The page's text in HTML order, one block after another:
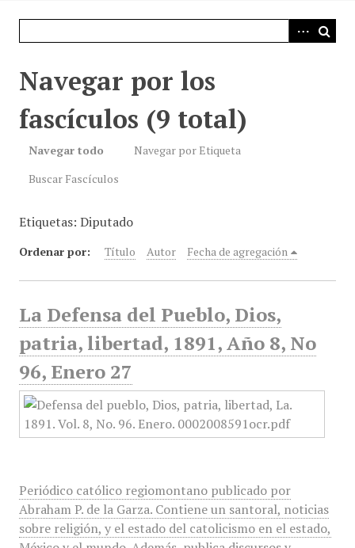
Navegar por los
fascículos (9 total)
Navegar todo
Navegar por Etiqueta
Buscar Fascículos
Etiquetas: Diputado
Ordenar por: Título Autor Fecha de agregación
La Defensa del Pueblo, Dios,
patria, libertad, 1891, Año 8, No
96, Enero 27
Periódico católico regiomontano publicado por
Abraham P. de la Garza. Contiene un santoral, noticias
sobre religión, y el estado del catolicismo en el estado,